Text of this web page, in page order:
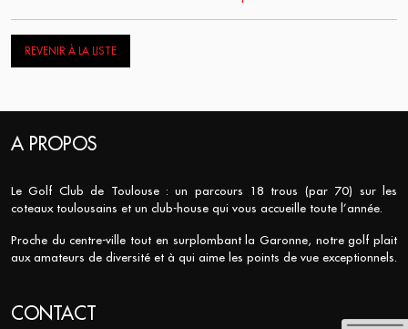
REVENIR À LA LISTE
A PROPOS
Le Golf Club de Toulouse : un parcours 18 trous (par 70) sur les
coteaux toulousains et un club-house qui vous accueille toute l’année.
Proche du centre-ville tout en surplombant la Garonne, notre golf plait
aux amateurs de diversité et à qui aime les points de vue exceptionnels.
CONTACT